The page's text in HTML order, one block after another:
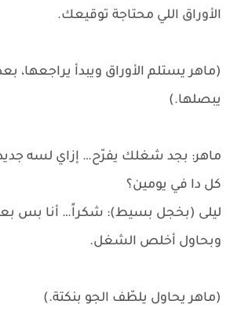
الأوراق اللي محتاجة توقيعك.
(ماهر يستلم الأوراق ويبدأ يراجعها،
يبصلها.)
ماهر: بجد شغلك يفرّح… إزاي لسه
كل دا في يومين؟
ليلى (بخجل بسيط): شكراً… أنا بس
وبحاول أخلص الشغل.
(ماهر يحاول يلطّف الجو بنكتة.)